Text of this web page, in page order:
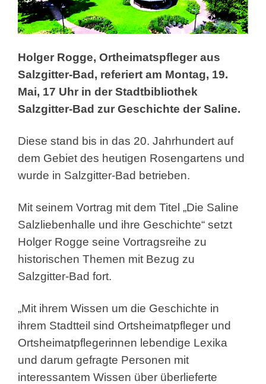
Holger Rogge, Ortheimatspfleger aus
Salzgitter-Bad, referiert am Montag, 19.
Mai, 17 Uhr in der Stadtbibliothek
Salzgitter-Bad zur Geschichte der Saline.
Diese stand bis in das 20. Jahrhundert auf
dem Gebiet des heutigen Rosengartens und
wurde in Salzgitter-Bad betrieben.
Mit seinem Vortrag mit dem Titel „Die Saline
Salzliebenhalle und ihre Geschichte“ setzt
Holger Rogge seine Vortragsreihe zu
historischen Themen mit Bezug zu
Salzgitter-Bad fort.
„Mit ihrem Wissen um die Geschichte in
ihrem Stadtteil sind Ortsheimatpfleger und
Ortsheimatpflegerinnen lebendige Lexika
und darum gefragte Personen mit
interessantem Wissen über überlieferte